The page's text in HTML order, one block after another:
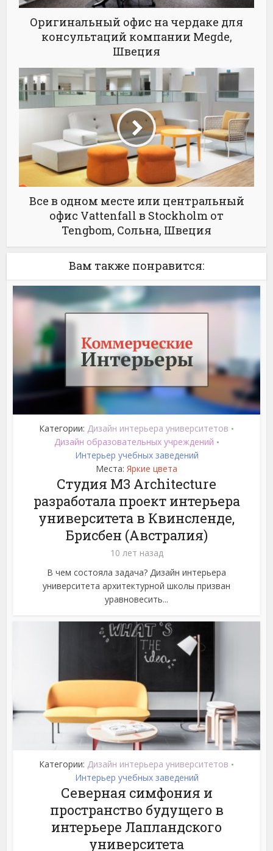
Оригинальный офис на чердаке для
консультаций компании Megde,
Швеция
Все в одном месте или центральный
офис Vattenfall в Stockholm от
Tengbom, Сольна, Швеция
Вам также понравится:
Категории: Дизайн интерьера университетов •
Дизайн образовательных учреждений •
Интерьер учебных заведений
Места: Яркие цвета
Студия M3 Architecture
разработала проект интерьера
университета в Квинсленде,
Брисбен (Австралия)
10 лет назад
В чем состояла задача? Дизайн интерьера
университета архитектурной школы призван
уравновесить...
Категории: Дизайн интерьера университетов •
Интерьер учебных заведений
Северная симфония и
пространство будущего в
интерьере Лапландского
университета